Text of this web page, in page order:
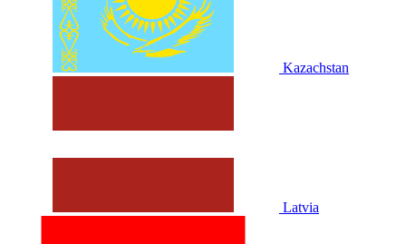
Kazachstan
Latvia